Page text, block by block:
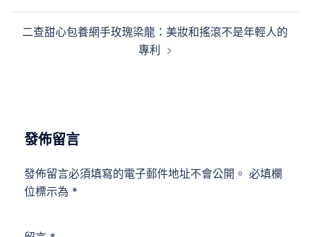
二查甜心包養網手玫瑰梁龍：美妝和搖滾不是年輕人的
專利
發佈留言
發佈留言必須填寫的電子郵件地址不會公開。 必填欄
位標示為 *